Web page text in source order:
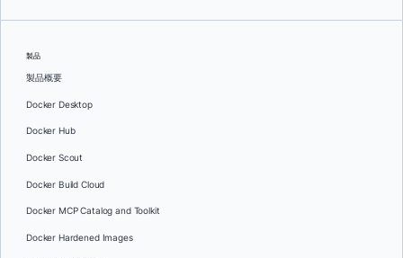
製品
製品概要
Docker Desktop
Docker Hub
Docker Scout
Docker Build Cloud
Docker MCP Catalog and Toolkit
Docker Hardened Images